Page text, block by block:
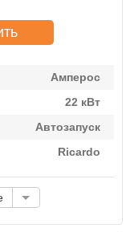
Амперос
22 кВт
Автозапуск
Ricardo